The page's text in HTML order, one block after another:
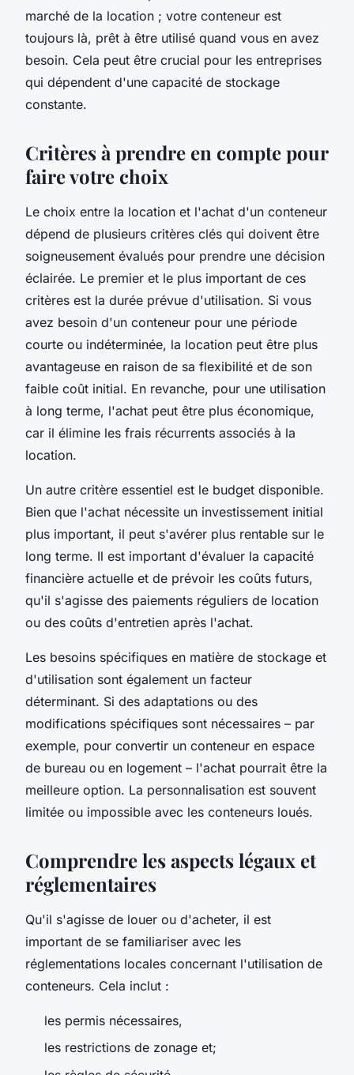
marché de la location ; votre conteneur est
toujours là, prêt à être utilisé quand vous en avez
besoin. Cela peut être crucial pour les entreprises
qui dépendent d'une capacité de stockage
constante.
Critères à prendre en compte pour
faire votre choix
Le choix entre la location et l'achat d'un conteneur
dépend de plusieurs critères clés qui doivent être
soigneusement évalués pour prendre une décision
éclairée. Le premier et le plus important de ces
critères est la durée prévue d'utilisation. Si vous
avez besoin d'un conteneur pour une période
courte ou indéterminée, la location peut être plus
avantageuse en raison de sa flexibilité et de son
faible coût initial. En revanche, pour une utilisation
à long terme, l'achat peut être plus économique,
car il élimine les frais récurrents associés à la
location.
Un autre critère essentiel est le budget disponible.
Bien que l'achat nécessite un investissement initial
plus important, il peut s'avérer plus rentable sur le
long terme. Il est important d'évaluer la capacité
financière actuelle et de prévoir les coûts futurs,
qu'il s'agisse des paiements réguliers de location
ou des coûts d'entretien après l'achat.
Les besoins spécifiques en matière de stockage et
d'utilisation sont également un facteur
déterminant. Si des adaptations ou des
modifications spécifiques sont nécessaires – par
exemple, pour convertir un conteneur en espace
de bureau ou en logement – l'achat pourrait être la
meilleure option. La personnalisation est souvent
limitée ou impossible avec les conteneurs loués.
Comprendre les aspects légaux et
réglementaires
Qu'il s'agisse de louer ou d'acheter, il est
important de se familiariser avec les
réglementations locales concernant l'utilisation de
conteneurs. Cela inclut :
les permis nécessaires,
les restrictions de zonage et;